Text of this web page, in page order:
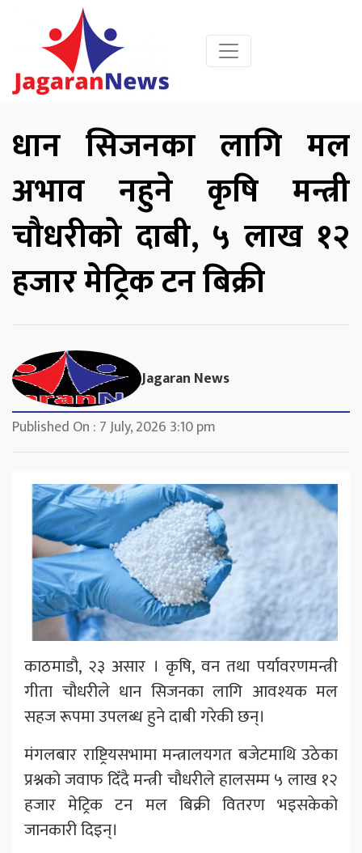
धान सिजनका लागि मल
अभाव नहुने कृषि मन्त्री
चौधरीको दाबी, ५ लाख १२
हजार मेट्रिक टन बिक्री
Jagaran News
Published On : 7 July, 2026 3:10 pm
काठमाडौ, २३ असार । कृषि, वन तथा पर्यावरणमन्त्री
गीता चौधरीले धान सिजनका लागि आवश्यक मल
सहज रूपमा उपलब्ध हुने दाबी गरेकी छन्।
मंगलबार राष्ट्रियसभामा मन्त्रालयगत बजेटमाथि उठेका
प्रश्नको जवाफ दिँदै मन्त्री चौधरीले हालसम्म ५ लाख १२
हजार मेट्रिक टन मल बिक्री वितरण भइसकेको
जानकारी दिइन्।